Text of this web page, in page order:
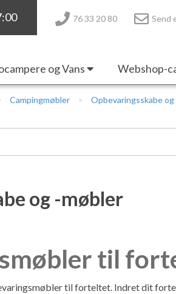
76 33 20 80 Send
og Vans Webshop-
Campingmøbler Opbevaringsskabe
og -møbler
til
til forteltet. Indret dit